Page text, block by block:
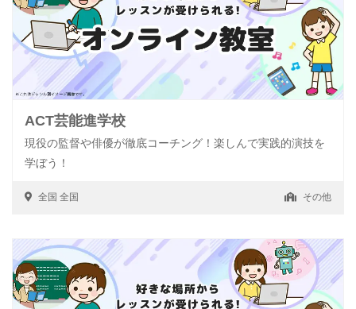
ACT芸能進学校
現役の監督や俳優が徹底コーチング！楽しんで実践的演技を
学ぼう！
全国 全国 その他